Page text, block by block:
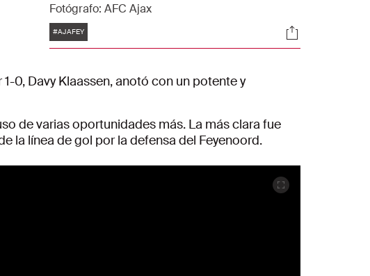
Fotógrafo: AFC Ajax
Etiquetas
#AJAFEY Sociales
0, Davy Klaassen, anotó con un potente y
de varias oportunidades más. La más clara fue
la línea de gol por la defensa del Feyenoord.